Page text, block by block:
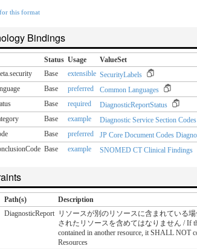
this format
Bindings
Status Usage ValueSet
Base extensible SecurityLabels
Base preferred Common Languages
Base required DiagnosticReportStatus
Base example Diagnostic Service Section Codes
Base preferred JP Core Document Codes
Base example SNOMED CT Clinical Findings
Path(s) Description
DiagnosticReport リソースが別のリソースに含まれている場
されたリソースを含めてはなりません / If
contained in another resource, it SHALL NOT
Resources